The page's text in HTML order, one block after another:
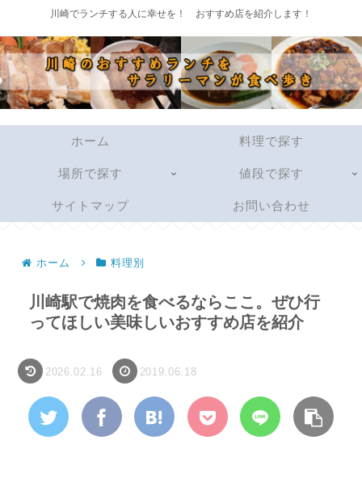
川崎でランチする人に幸せを！ おすすめ店を紹介します！
ホーム 料理で探す
場所で探す 値段で探す
サイトマップ お問い合わせ
ホーム 料理別
川崎駅で焼肉を食べるならここ。ぜひ行
ってほしい美味しいおすすめ店を紹介
2026.02.16 2019.06.18